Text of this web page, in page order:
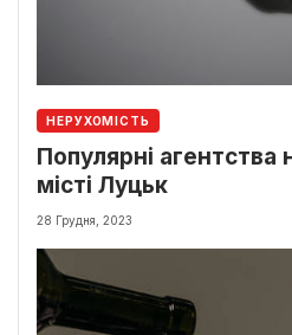
НЕРУХОМІСТЬ
Популярні агентства
місті Луцьк
28 Грудня, 2023